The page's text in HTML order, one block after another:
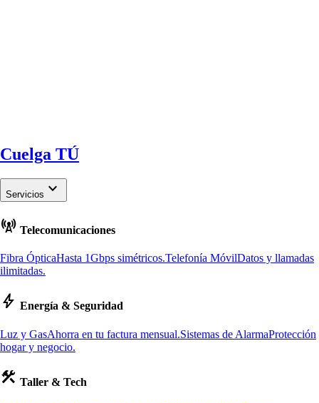
Cuelga TÚ
Servicios keyboard_arrow_down
cell_tower Telecomunicaciones
Fibra ÓpticaHasta 1Gbps simétricos.Telefonía MóvilDatos y llamadas
ilimitadas.
bolt Energía & Seguridad
Luz y GasAhorra en tu factura mensual.Sistemas de AlarmaProtección
hogar y negocio.
construction Taller & Tech